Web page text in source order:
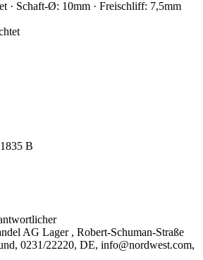
· Schaft-Ø: 10mm · Freischliff: 7,5mm
B
AG Lager , Robert-Schuman-Straße
0231/22220, DE, info@nordwest.com,